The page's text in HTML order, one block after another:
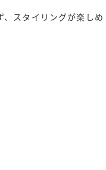
スタイリングが楽しめ